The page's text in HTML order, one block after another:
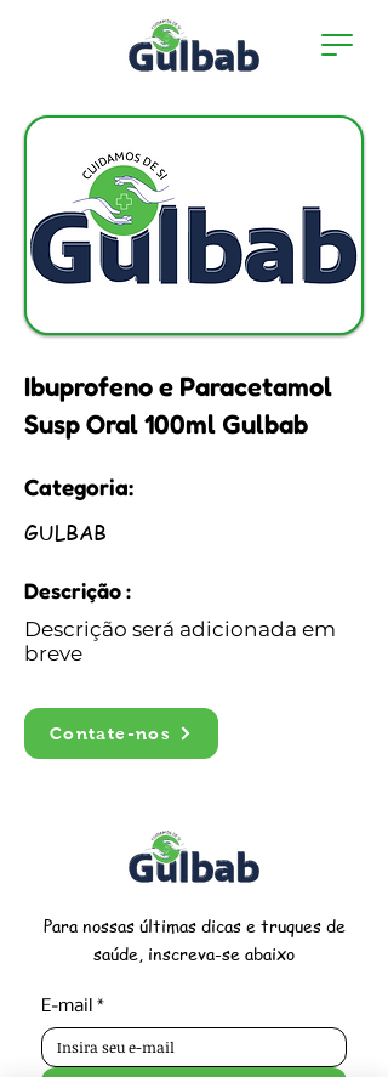
Ibuprofeno e Paracetamol
Susp Oral 100ml Gulbab
Categoria:
GULBAB
Descrição :
Descrição será adicionada em
breve
Contate-nos
Para nossas últimas dicas e truques de
saúde, inscreva-se abaixo
E-mail *